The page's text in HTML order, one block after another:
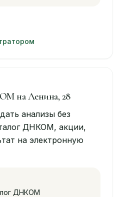
на Ленина, 28
анализы без
ДНКОМ, акции,
на электронную
ДНКОМ